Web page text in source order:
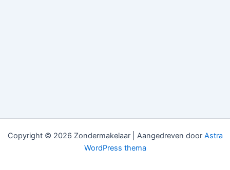
Copyright © 2026 Zondermakelaar | Aangedreven door Astra
WordPress thema